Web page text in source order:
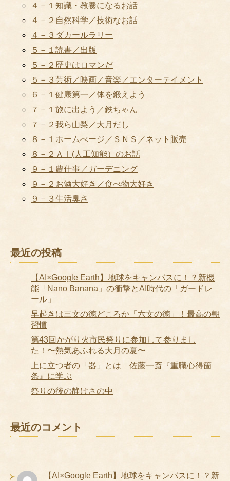
４－１知識・教養になるお話
４－２自然科学／技術なお話
４－３ダカールラリー
５－１読書／出版
５－２歴史はロマンだ
５－３芸術／映画／音楽／エンターテイメント
６－１健康第一／体を鍛えよう
７－１旅に出よう／鉄ちゃん
７－２我ら山梨／大月だし
８－１ホームぺージ／ＳＮＳ／ネット販売
８－２ＡＩ(人工知能）のお話
９－１農仕事／ガーデニング
９－２お酒大好き／食べ物大好き
９－３生活臭さ
最近の投稿
【AI×Google Earth】地球をキャンバスに！？新機
能「Nano Banana」の衝撃とAI時代の「ガードレ
ール」
早起きは三文の徳どころか「六文の徳」！最高の朝
習慣
第43回かがり火市民祭りに参加して参りまし
た！〜熱気あふれる大月の夏〜
上に立つ者の「器」とは 佐藤一斎『重職心得箇
条』に学ぶ
祭りの後の静けさの中
最近のコメント
【AI×Google Earth】地球をキャンバスに！？新